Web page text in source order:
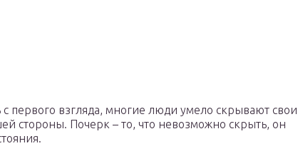
первого взгляда, многие люди умело скрывают свои
стороны. Почерк – то, что невозможно скрыть, он